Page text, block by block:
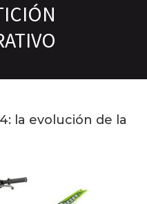
la evolución de la